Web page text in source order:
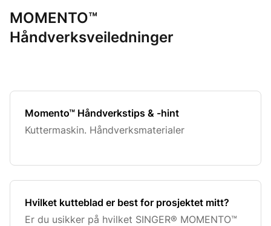
MOMENTO™
Håndverksveiledninger
Momento™ Håndverkstips & -hint
Kuttermaskin. Håndverksmaterialer
Hvilket kutteblad er best for prosjektet mitt?
Er du usikker på hvilket SINGER® MOMENTO™